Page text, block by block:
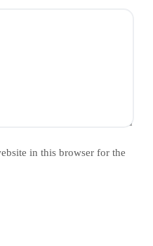
in this browser for the